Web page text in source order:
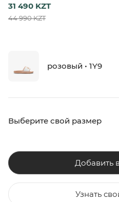
31 490 KZT
44 990 KZT
розовый • 1Y9
Выберите свой размер
Добавить
Узнать